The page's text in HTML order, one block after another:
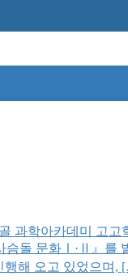
학아카데미 고고
돌 문화Ⅰ·Ⅱ』를
행해 오고 있었으며,